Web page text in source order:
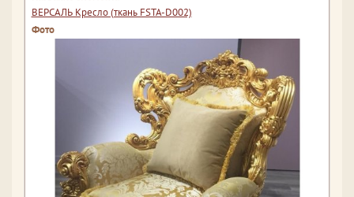
ВЕРСАЛЬ Кресло (ткань FSTA-D002)